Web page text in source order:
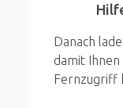
Danach
damit
Fernzugriff